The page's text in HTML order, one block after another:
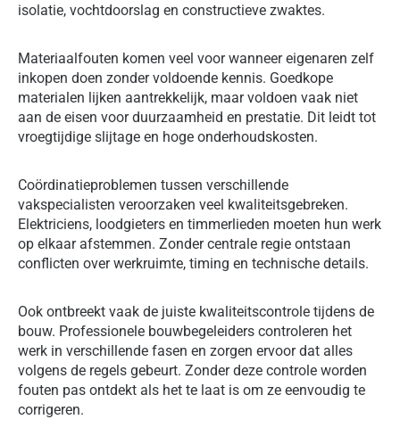
isolatie, vochtdoorslag en constructieve zwaktes.
Materiaalfouten komen veel voor wanneer eigenaren zelf
inkopen doen zonder voldoende kennis. Goedkope
materialen lijken aantrekkelijk, maar voldoen vaak niet
aan de eisen voor duurzaamheid en prestatie. Dit leidt tot
vroegtijdige slijtage en hoge onderhoudskosten.
Coördinatieproblemen tussen verschillende
vakspecialisten veroorzaken veel kwaliteitsgebreken.
Elektriciens, loodgieters en timmerlieden moeten hun werk
op elkaar afstemmen. Zonder centrale regie ontstaan
conflicten over werkruimte, timing en technische details.
Ook ontbreekt vaak de juiste kwaliteitscontrole tijdens de
bouw. Professionele bouwbegeleiders controleren het
werk in verschillende fasen en zorgen ervoor dat alles
volgens de regels gebeurt. Zonder deze controle worden
fouten pas ontdekt als het te laat is om ze eenvoudig te
corrigeren.